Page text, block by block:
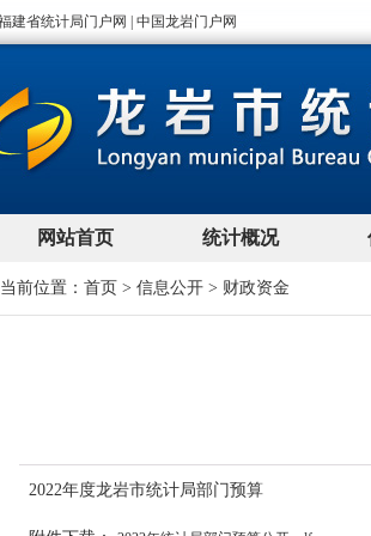
当前位置： 首页 > 信息公开 > 财政资金
2022年度龙岩市统计局部门预算